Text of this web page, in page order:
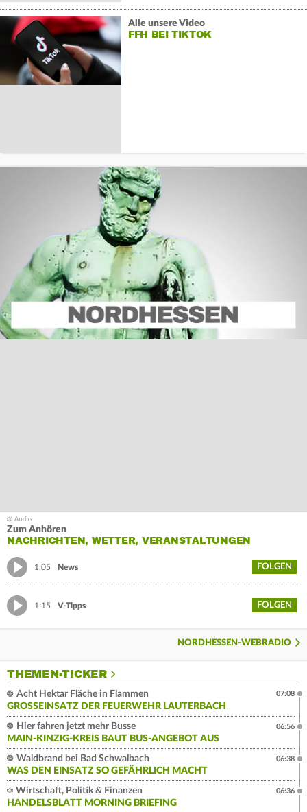
Alle unsere Video
FFH BEI TIKTOK
Zum Anhören
NACHRICHTEN, WETTER, VERANSTALTUNGEN
1:05 News FOLGEN
1:15 V-Tipps FOLGEN
NORDHESSEN-WEBRADIO
THEMEN-TICKER
Acht Hektar Fläche in Flammen
GROSSEINSATZ DER FEUERWEHR LAUTERBACH
07:08
Hier fahren jetzt mehr Busse
MAIN-KINZIG-KREIS BAUT BUS-ANGEBOT AUS
06:56
Waldbrand bei Bad Schwalbach
WAS DEN EINSATZ SO GEFÄHRLICH MACHT
06:38
Wirtschaft, Politik & Finanzen
HANDELSBLATT MORNING BRIEFING
06:36